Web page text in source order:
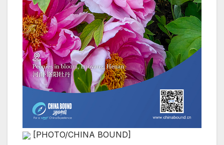
[PHOTO/CHINA BOUND]